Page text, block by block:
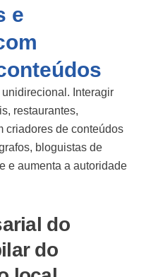
e
Interagir
restaurantes,
criadores de conteúdos
bloguistas de
e aumenta a autoridade
do
do